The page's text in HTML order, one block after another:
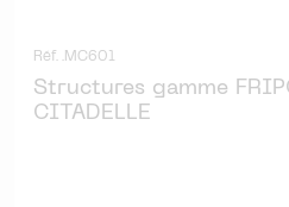
Réf. .MC601
Structures gamme
CITADELLE